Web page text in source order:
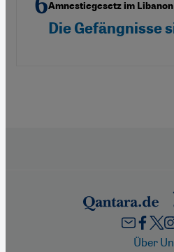
Amnestiegesetz im Libanon
Die Gefängnisse
FooterÜber